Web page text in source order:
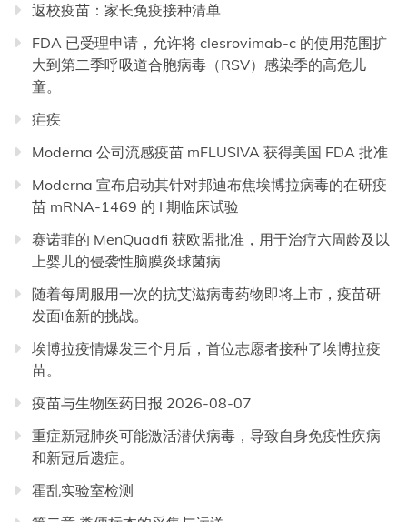
返校疫苗：家长免疫接种清单
FDA 已受理申请，允许将 clesrovimab-c 的使用范围扩
大到第二季呼吸道合胞病毒（RSV）感染季的高危儿
童。
疟疾
Moderna 公司流感疫苗 mFLUSIVA 获得美国 FDA 批准
Moderna 宣布启动其针对邦迪布焦埃博拉病毒的在研疫
苗 mRNA-1469 的 I 期临床试验
赛诺菲的 MenQuadfi 获欧盟批准，用于治疗六周龄及以
上婴儿的侵袭性脑膜炎球菌病
随着每周服用一次的抗艾滋病毒药物即将上市，疫苗研
发面临新的挑战。
埃博拉疫情爆发三个月后，首位志愿者接种了埃博拉疫
苗。
疫苗与生物医药日报 2026-08-07
重症新冠肺炎可能激活潜伏病毒，导致自身免疫性疾病
和新冠后遗症。
霍乱实验室检测